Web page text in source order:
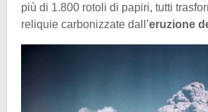
più di 1.800 rotoli di papiri, tutti
reliquie carbonizzate dall’eruzione